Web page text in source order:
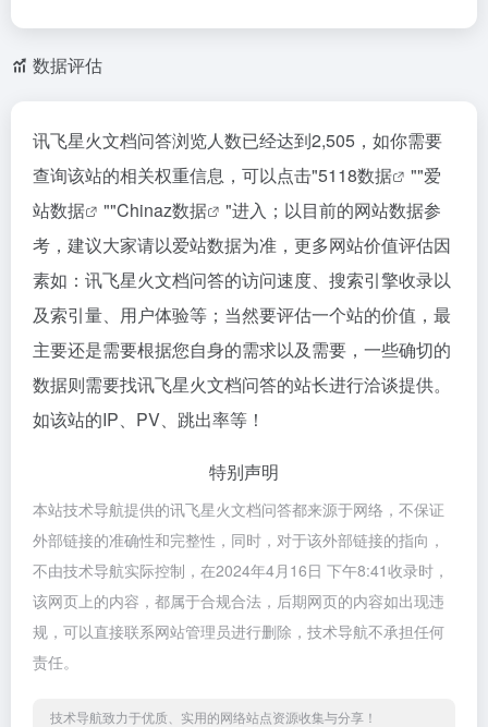
数据评估
讯飞星火文档问答浏览人数已经达到2,505，如你需要
查询该站的相关权重信息，可以点击"5118数据 ""爱
站数据
""Chinaz数据
"进入；以目前的网站数据参
考，建议大家请以爱站数据为准，更多网站价值评估因
素如：讯飞星火文档问答的访问速度、搜索引擎收录以
及索引量、用户体验等；当然要评估一个站的价值，最
主要还是需要根据您自身的需求以及需要，一些确切的
数据则需要找讯飞星火文档问答的站长进行洽谈提供。
如该站的IP、PV、跳出率等！
特别声明
本站技术导航提供的讯飞星火文档问答都来源于网络，不保证
外部链接的准确性和完整性，同时，对于该外部链接的指向，
不由技术导航实际控制，在2024年4月16日 下午8:41收录时，
该网页上的内容，都属于合规合法，后期网页的内容如出现违
规，可以直接联系网站管理员进行删除，技术导航不承担任何
责任。
技术导航致力于优质、实用的网络站点资源收集与分享！